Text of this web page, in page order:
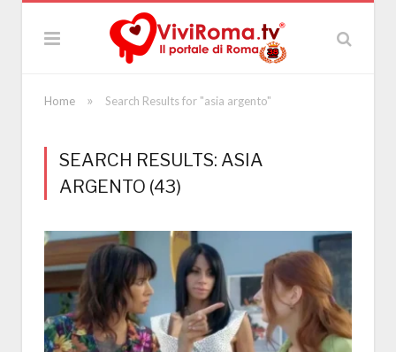
Home » Search Results for "asia argento"
SEARCH RESULTS: ASIA
ARGENTO (43)